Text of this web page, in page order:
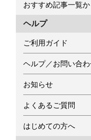
おすすめ記事一覧
ヘルプ
ご利用ガイド
ヘルプ／お問い合
お知らせ
よくあるご質問
はじめての方へ